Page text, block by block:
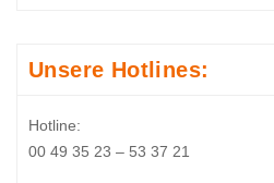
Unsere Hotlines:
Hotline:
00 49 35 23 – 53 37 21